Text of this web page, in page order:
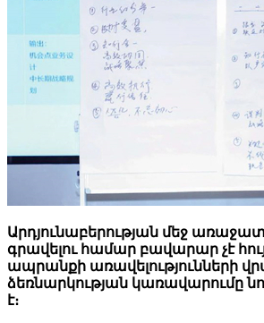
Արդյունաբերության մեջ
գրավելու համար բավարար չէ
ապրանքի առավելությունների
ձեռնարկության կառավարումը
է։